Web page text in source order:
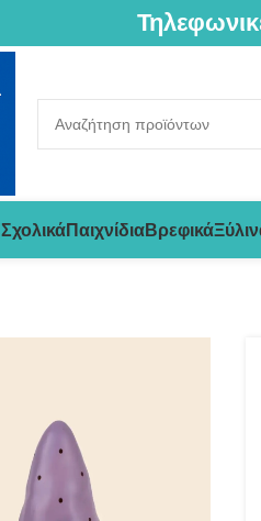
ΣχολικάΠαιχνίδιαΒρεφικά